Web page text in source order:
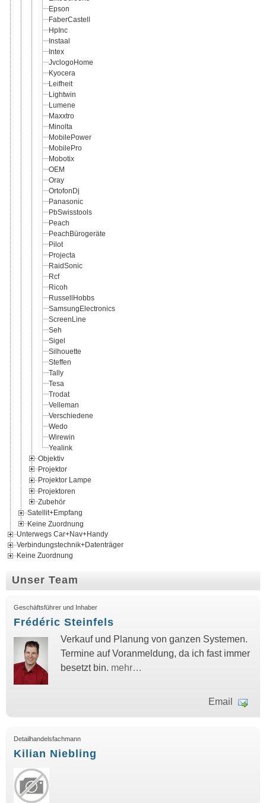
Epson
FaberCastell
HpInc
Instaal
Intex
JvclogoHome
Kyocera
Leifheit
Lightwin
Lumene
Maxxtro
Minolta
MobilePower
MobilePro
Mobotix
OEM
Oray
OrtofonDj
Panasonic
PbSwisstools
Peach
PeachBürogeräte
Pilot
Projecta
RaidSonic
Rcf
Ricoh
RussellHobbs
SamsungElectronics
ScreenLine
Seh
Sigel
Silhouette
Steffen
Tally
Tesa
Trodat
Velleman
Verschiedene
Wedo
Wirewin
Yealink
Objektiv
Projektor
Projektor Lampe
Projektoren
Zubehör
Satellit+Empfang
Keine Zuordnung
Unterwegs Car+Nav+Handy
Verbindungstechnik+Datenträger
Keine Zuordnung
Unser Team
Geschäftsführer und Inhaber
Frédéric Steinfels
Verkauf und Planung von ganzen Systemen.
Termine auf Voranmeldung, da ich fast immer
besetzt bin. mehr…
Email
Detailhandelsfachmann
Kilian Niebling